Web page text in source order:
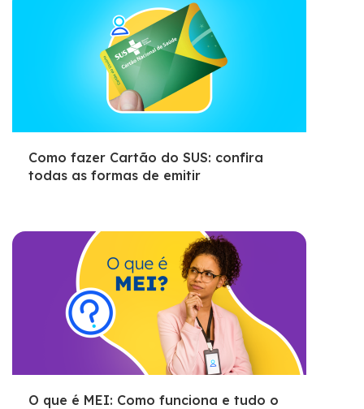
Como fazer Cartão do SUS: confira
todas as formas de emitir
O que é MEI: Como funciona e tudo o